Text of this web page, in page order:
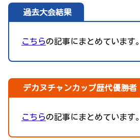
過去大会結果
こちらの記事にまとめています。
デカヌチャンカップ歴代優勝者
こちらの記事にまとめています。